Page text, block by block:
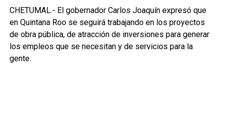
CHETUMAL.- El gobernador Carlos Joaquín expresó que
en Quintana Roo se seguirá trabajando en los proyectos
de obra pública, de atracción de inversiones para generar
los empleos que se necesitan y de servicios para la
gente.